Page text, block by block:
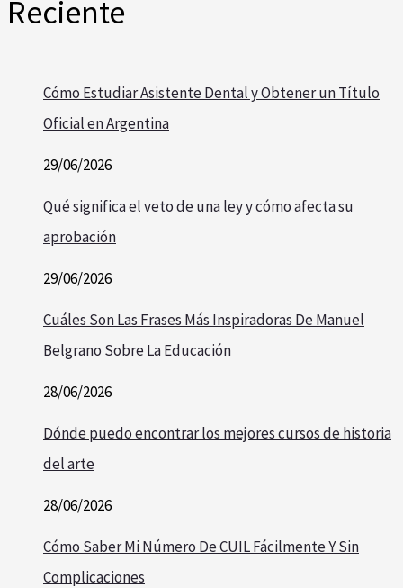
Reciente
Cómo Estudiar Asistente Dental y Obtener un Título
Oficial en Argentina
29/06/2026
Qué significa el veto de una ley y cómo afecta su
aprobación
29/06/2026
Cuáles Son Las Frases Más Inspiradoras De Manuel
Belgrano Sobre La Educación
28/06/2026
Dónde puedo encontrar los mejores cursos de historia
del arte
28/06/2026
Cómo Saber Mi Número De CUIL Fácilmente Y Sin
Complicaciones